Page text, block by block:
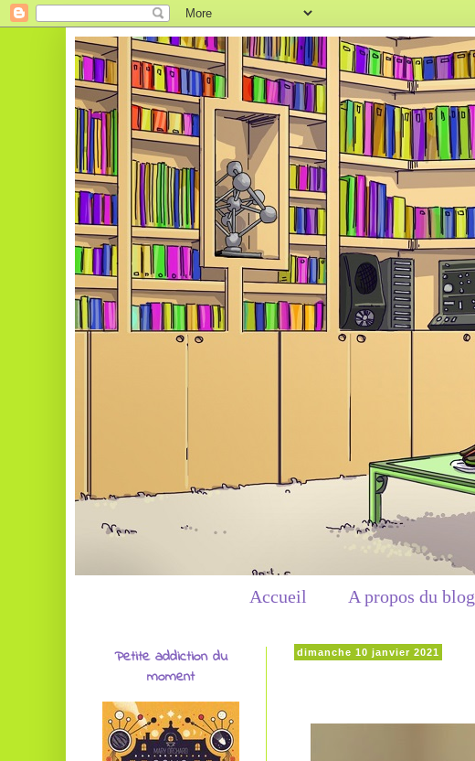
Accueil A propos du blog
dimanche 10 janvier 2021
Petite addiction du
moment